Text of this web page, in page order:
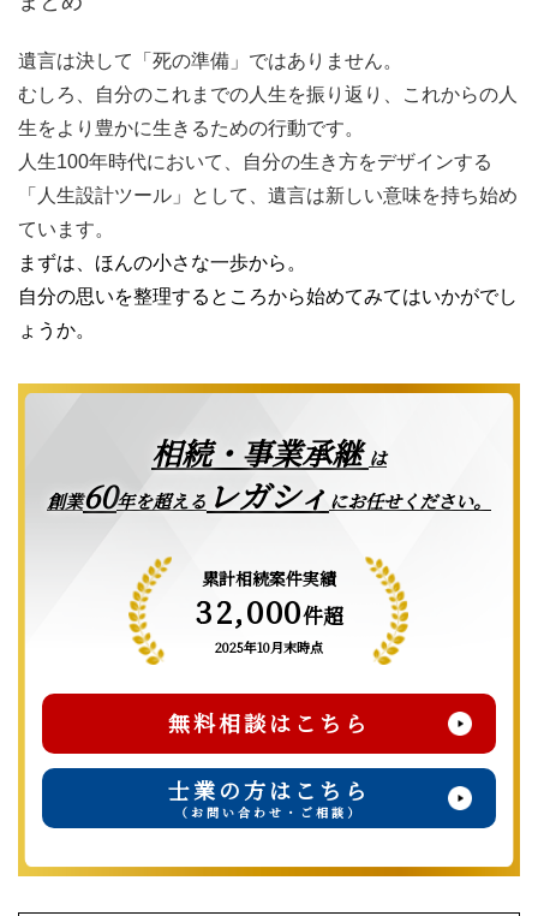
遺言は決して「死の準備」ではありません。
むしろ、自分のこれまでの人生を振り返り、これからの人
生をより豊かに生きるための行動です。
人生100年時代において、自分の生き方をデザインする
「人生設計ツール」として、遺言は新しい意味を持ち始め
ています。
まずは、ほんの小さな一歩から。
自分の思いを整理するところから始めてみてはいかがでし
ょうか。
相続・事業承継は
創業60年を超える レガシィ にお任せください。
累計相続案件実績
32,000件超
2025年10月末時点
無料相談はこちら
士業の方はこちら
（お問い合わせ・ご相談）